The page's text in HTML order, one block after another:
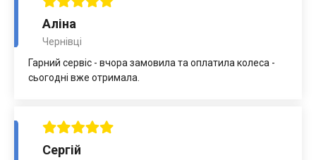
Аліна
Чернівці
Гарний сервіс - вчора замовила та оплатила колеса -
сьогодні вже отримала.
Сергій